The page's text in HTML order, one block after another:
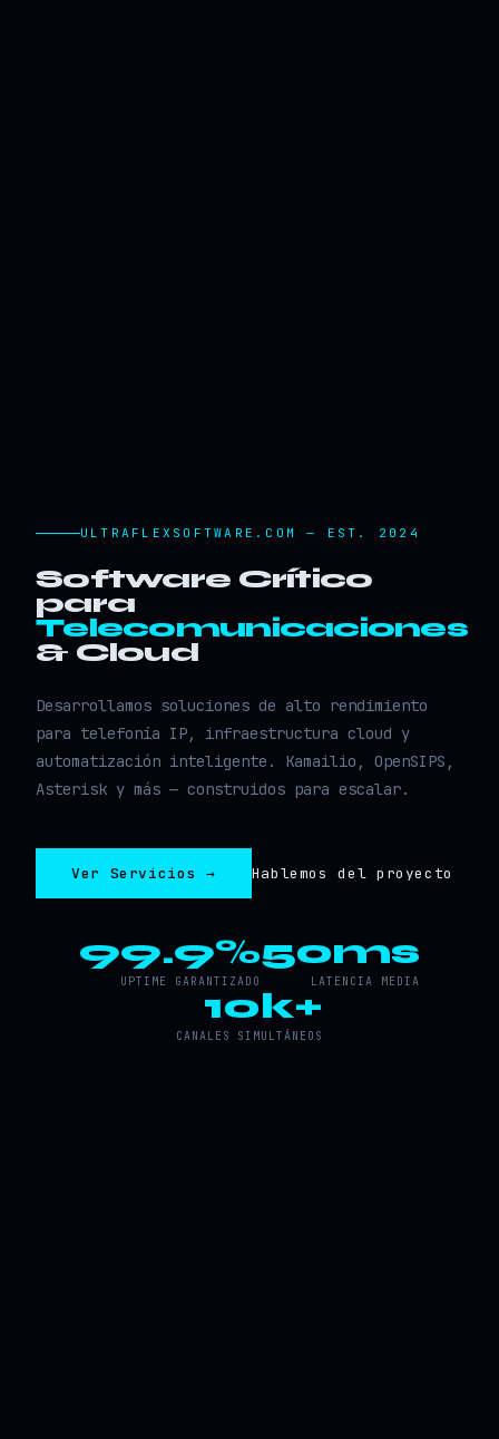
ULTRAFLEXSOFTWARE.COM — EST. 2024
Software Crítico
para
Telecomunicaciones
& Cloud
Desarrollamos soluciones de alto rendimiento
para telefonía IP, infraestructura cloud y
automatización inteligente. Kamailio, OpenSIPS,
Asterisk y más — construidos para escalar.
Ver Servicios → Hablemos del proyecto
99.9%
UPTIME GARANTIZADO
50ms
LATENCIA MEDIA
10k+
CANALES SIMULTÁNEOS